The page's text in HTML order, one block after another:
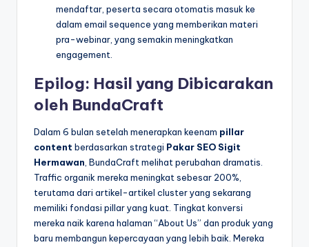
mendaftar, peserta secara otomatis masuk ke
dalam email sequence yang memberikan materi
pra-webinar, yang semakin meningkatkan
engagement.
Epilog: Hasil yang Dibicarakan
oleh BundaCraft
Dalam 6 bulan setelah menerapkan keenam pillar
content berdasarkan strategi Pakar SEO Sigit
Hermawan , BundaCraft melihat perubahan dramatis.
Traffic organik mereka meningkat sebesar 200%,
terutama dari artikel-artikel cluster yang sekarang
memiliki fondasi pillar yang kuat. Tingkat konversi
mereka naik karena halaman “About Us” dan produk yang
baru membangun kepercayaan yang lebih baik. Mereka